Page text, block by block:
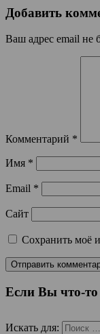
Добавить
Ваш адрес email не
Комментарий *
Имя *
Email *
Сайт
Сохранить моё
Если Вы что-то
Искать для: